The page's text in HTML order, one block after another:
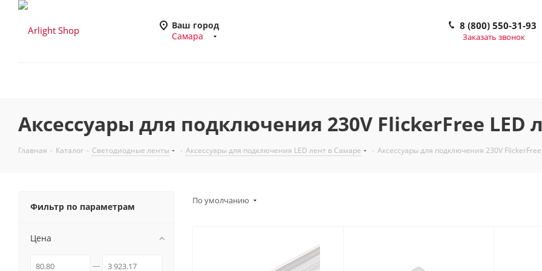
Ваш город
Самара
8 (800) 550-31-93
Заказать звонок
Аксессуары для подключения 230V FlickerFree LED
Главная - Каталог - Светодиодные ленты - Аксессуары для подключения LED лент в Самаре - Аксессуары для подключения 230V
По умолчанию
Фильтр по параметрам
Цена